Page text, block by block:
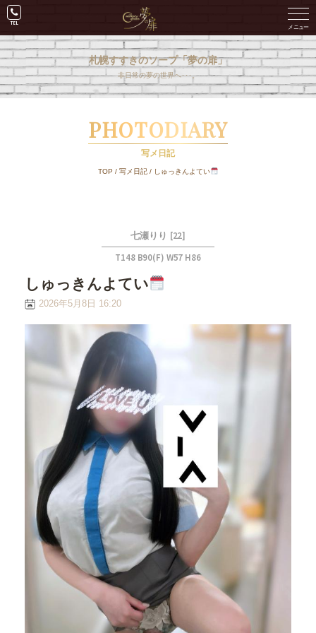
札幌すすきのソープ「夢の扉」
非日常の夢の世界へ･･･。
PHOTODIARY
写メ日記
TOP / 写メ日記/ しゅっきんよてい
七瀬りり [22]
T148 B90(F) W57 H86
しゅっきんよてい
2026年5月8日 16:20